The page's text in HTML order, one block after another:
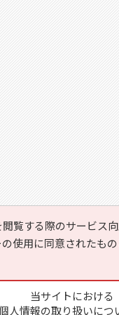
覧する際のサービス
使用に同意されたも
当サイトにおける
個人情報の取り扱いにつ